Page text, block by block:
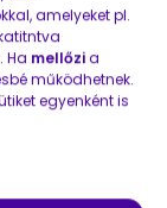
amelyeket pl.
Ha mellőzia
működhetnek.
egyenként is